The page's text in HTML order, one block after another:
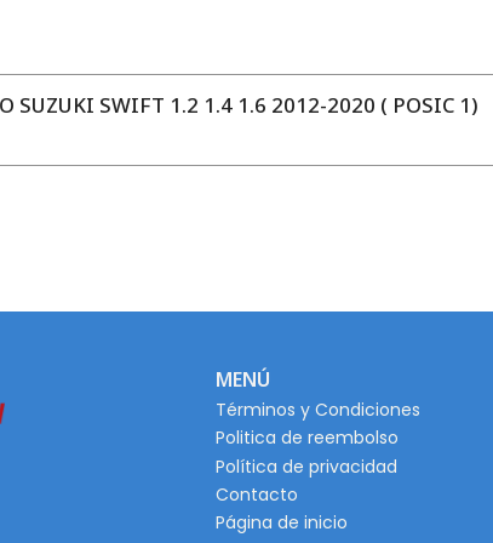
SUZUKI SWIFT 1.2 1.4 1.6 2012-2020 ( POSIC 1)
MENÚ
Términos y Condiciones
Politica de reembolso
Política de privacidad
Contacto
Página de inicio